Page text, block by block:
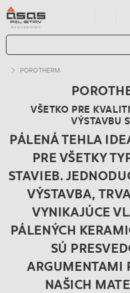
POROTHERM
VŠETKO PRE
VÝSTAVBU
PÁLENÁ TEHLA
PRE VŠETKY
STAVIEB.
VÝSTAVBA,
VYNIKAJÚCE
PÁLENÝCH
SÚ
ARGUMENTAMI
NAŠICH